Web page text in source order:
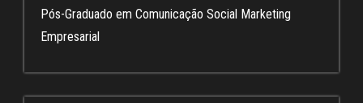
Pós-Graduado em Comunicação Social Marketing
Empresarial